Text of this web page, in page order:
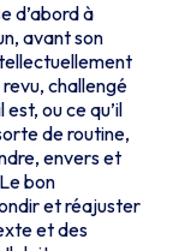
d’abord à
avant son
challengé
ou ce qu’il
de routine,
envers et
bon
et réajuster
et des